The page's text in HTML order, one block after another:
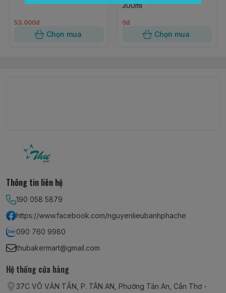
53.000đ
Chọn mua
300ml
0đ
Chọn mua
Thông tin liên hệ
190 058 5879
https://www.facebook.com/nguyenlieubanhphache
090 760 9980
thubakermart@gmail.com
Hệ thống cửa hàng
37C VÕ VĂN TẦN, P. TÂN AN, Phường Tân An, Cần Thơ -